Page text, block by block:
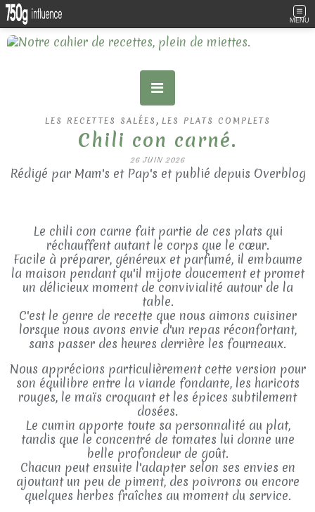
MENU
LES RECETTES SALÉES , LES PLATS COMPLETS
Chili con carné.
26 JUIN 2026
Rédigé par Mam's et Pap's et publié depuis Overblog
Le chili con carne fait partie de ces plats qui
réchauffent autant le corps que le cœur.
Facile à préparer, généreux et parfumé, il embaume
la maison pendant qu'il mijote doucement et promet
un délicieux moment de convivialité autour de la
table.
C'est le genre de recette que nous aimons cuisiner
lorsque nous avons envie d'un repas réconfortant,
sans passer des heures derrière les fourneaux.
Nous apprécions particulièrement cette version pour
son équilibre entre la viande fondante, les haricots
rouges, le maïs croquant et les épices subtilement
dosées.
Le cumin apporte toute sa personnalité au plat,
tandis que le concentré de tomates lui donne une
belle profondeur de goût.
Chacun peut ensuite l'adapter selon ses envies en
ajoutant un peu de piment, des poivrons ou encore
quelques herbes fraîches au moment du service.